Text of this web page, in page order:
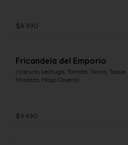
$8.990
Fricandela del Emporio
(Vacuno, Lechuga, Tomate, Tocino, Toque
Mostaza, Mayo Casera)
$9.490